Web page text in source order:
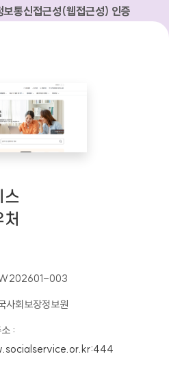
보통신접근성(웹접근성) 인증
스
003
사회보장정보원
: